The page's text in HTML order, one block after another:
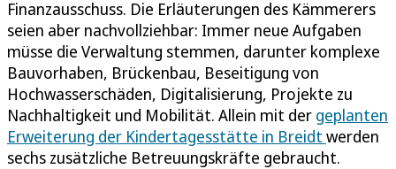
Finanzausschuss. Die Erläuterungen des Kämmerers
seien aber nachvollziehbar: Immer neue Aufgaben
müsse die Verwaltung stemmen, darunter komplexe
Bauvorhaben, Brückenbau, Beseitigung von
Hochwasserschäden, Digitalisierung, Projekte zu
Nachhaltigkeit und Mobilität. Allein mit der geplanten
Erweiterung der Kindertagesstätte in Breidt werden
sechs zusätzliche Betreuungskräfte gebraucht.